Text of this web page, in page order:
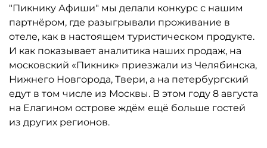
"Пикнику Афиши" мы делали конкурс с нашим
партнёром, где разыгрывали проживание в
отеле, как в настоящем туристическом продукте.
И как показывает аналитика наших продаж, на
московский «Пикник» приезжали из Челябинска,
Нижнего Новгорода, Твери, а на петербургский
едут в том числе из Москвы. В этом году 8 августа
на Елагином острове ждём ещё больше гостей
из других регионов.